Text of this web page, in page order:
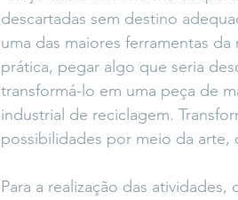
descartadas sem destino
uma das maiores ferramentas
prática, pegar algo que seria
transformá-lo em uma peça de
industrial de reciclagem.
possibilidades por meio da arte,
Para a realização das